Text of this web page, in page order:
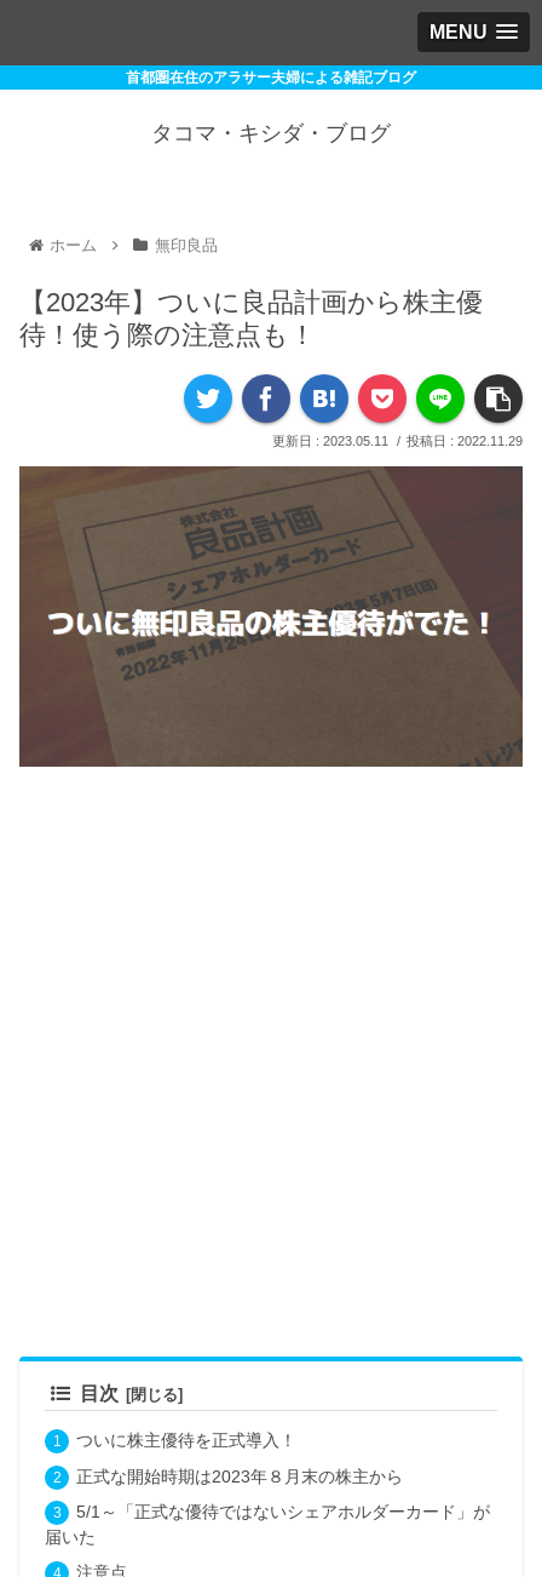
MENU
首都圏在住のアラサー夫婦による雑記ブログ
タコマ・キシダ・ブログ
ホーム 無印良品
【2023年】ついに良品計画から株主優
待！使う際の注意点も！
2023.05.11 2022.11.29
目次
ついに株主優待を正式導入！
正式な開始時期は2023年８月末の株主から
5/1～「正式な優待ではないシェアホルダーカード」が
届いた
注意点